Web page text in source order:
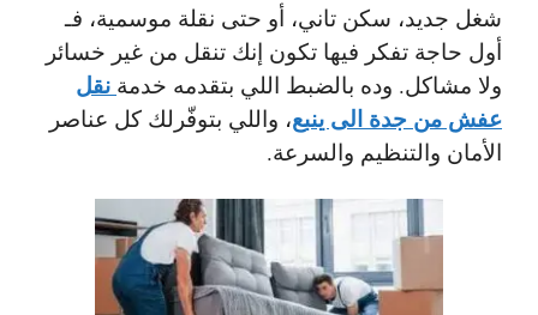
شغل جديد، سكن تاني، أو حتى نقلة موسمية، فـ
أول حاجة تفكر فيها تكون إنك تنقل من غير خسائر
ولا مشاكل. وده بالضبط اللي بتقدمه خدمة نقل
عفش من جدة الى ينبع، واللي بتوفّرلك كل عناصر
الأمان والتنظيم والسرعة.